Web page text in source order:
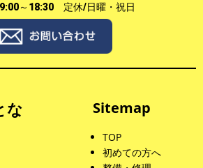
～18:30 定休/日曜・祝日
な Sitemap
TOP
初めての方へ